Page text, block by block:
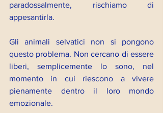
paradossalmente, rischiamo di
appesantirla.
Gli animali selvatici non si pongono
questo problema. Non cercano di essere
liberi, semplicemente lo sono, nel
momento in cui riescono a vivere
pienamente dentro il loro mondo
emozionale.